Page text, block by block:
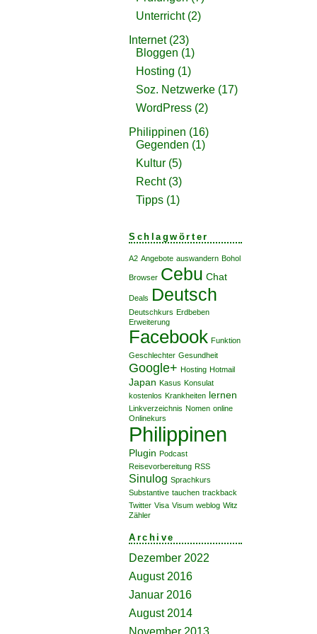
Unterricht(2)
Internet(23)
Bloggen (1)
Hosting (1)
Soz. Netzwerke (17)
WordPress (2)
Philippinen (16)
Gegenden (1)
Kultur (5)
Recht(3)
Tipps (1)
Schlagwörter
A2 Angebote auswandern Bohol
Browser Cebu Chat
Deals Deutsch
Deutschkurs Erdbeben
Erweiterung
Facebook Funktion
Geschlechter Gesundheit
Google+ Hosting Hotmail
Japan Kasus Konsulat
kostenlos Krankheiten lernen
Linkverzeichnis Nomen online
Onlinekurs
Philippinen
Plugin Podcast
Reisevorbereitung RSS
Sinulog Sprachkurs
Substantive tauchen trackback
Twitter Visa Visum weblog Witz
Zähler
Archive
Dezember 2022
August 2016
Januar 2016
August 2014
November 2013